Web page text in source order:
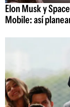
Elon Musk y
Mobile: así